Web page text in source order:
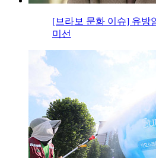
[브라보 문화 이슈] 유방
미선